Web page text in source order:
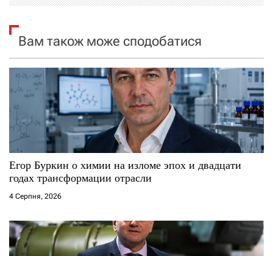
і
я
з
а
п
и
с
і
в
Вам також може сподобатися
Егор Буркин о химии на изломе эпох и двадцати
годах трансформации отрасли
4 Серпня, 2026